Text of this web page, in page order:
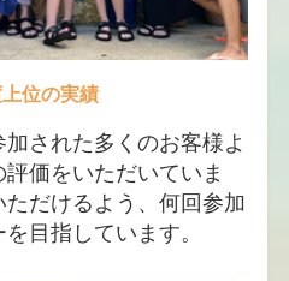
位の実績
された多くのお客様よ
価をいただいていま
だけるよう、何回参加
目指しています。